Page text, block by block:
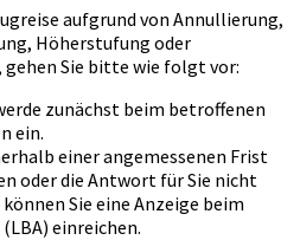
aufgrund von Annullierung,
Höherstufung oder
Sie bitte wie folgt vor:
zunächst beim betroffenen
ein.
einer angemessenen Frist
oder die Antwort für Sie nicht
Sie eine Anzeige beim
einreichen.